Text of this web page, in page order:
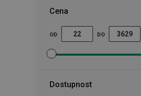
Cena
OD DO
Nastavit
Nastavit
Dostupnost